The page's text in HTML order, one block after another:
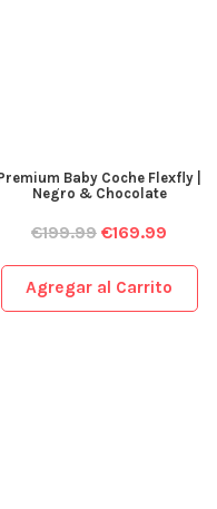
Baby Coche Flexfly |
Negro & Chocolate
€199.99 €169.99
Agregar al Carrito